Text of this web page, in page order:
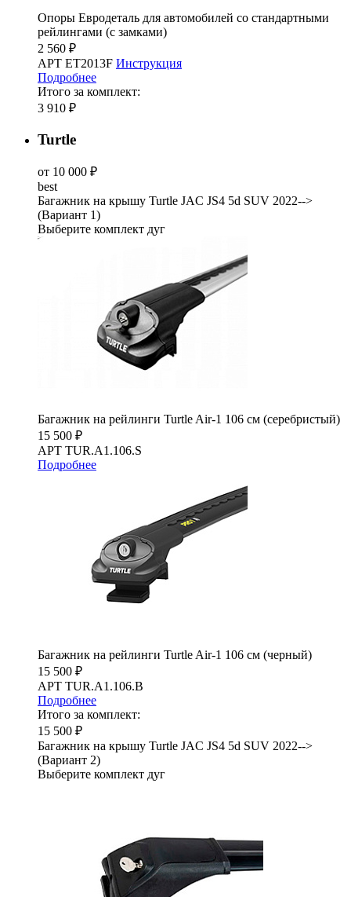
Опоры Евродеталь для автомобилей со стандартными
рейлингами (с замками)
2 560 ₽
АРТ ET2013F Инструкция
Подробнее
Итого за комплект:
3 910 ₽
Turtle
от 10 000 ₽
best
Багажник на крышу Turtle JAC JS4 5d SUV 2022-->
(Вариант 1)
Выберите комплект дуг
Багажник на рейлинги Turtle Air-1 106 см (серебристый)
15 500 ₽
АРТ TUR.A1.106.S
Подробнее
Багажник на рейлинги Turtle Air-1 106 см (черный)
15 500 ₽
АРТ TUR.A1.106.B
Подробнее
Итого за комплект:
15 500 ₽
Багажник на крышу Turtle JAC JS4 5d SUV 2022-->
(Вариант 2)
Выберите комплект дуг